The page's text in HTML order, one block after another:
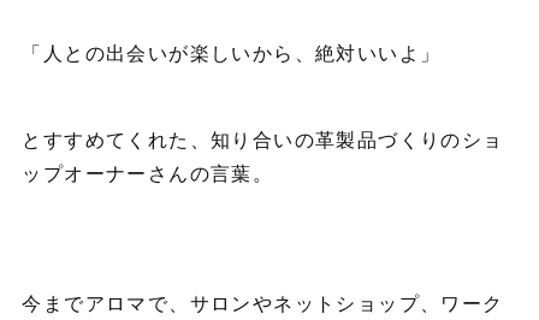
「人との出会いが楽しいから、絶対いいよ」
とすすめてくれた、知り合いの革製品づくりのショ
ップオーナーさんの言葉。
今までアロマで、サロンやネットショップ、ワーク